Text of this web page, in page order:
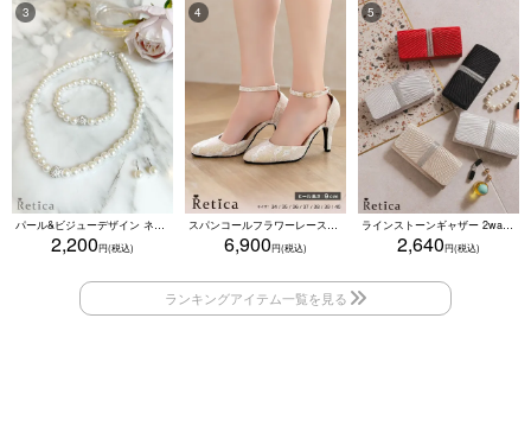
パール&ビジューデザイン ネックレス×ピアス×ブレスレット アクセサリー3set
2,200
スパンコールフラワーレースアンクルストラップハイヒールセパレートパンプス (ベージュ)
6,900
ラインストーンギャザー 2wayプリーツクラッチバッグ(ベージュ/シルバー/ブラック/ホワイト/レッド)
2,640